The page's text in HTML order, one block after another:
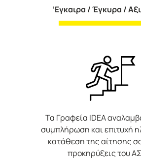
‘Εγκαιρα / Έγκυρα /
Τα Γραφεία IDEA
συμπλήρωση και επιτυχή
κατάθεση της αίτησης
προκηρύξεις του